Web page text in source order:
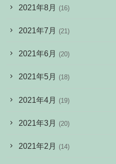
2021年8月 (16)
2021年7月 (21)
2021年6月 (20)
2021年5月 (18)
2021年4月 (19)
2021年3月 (20)
2021年2月 (14)